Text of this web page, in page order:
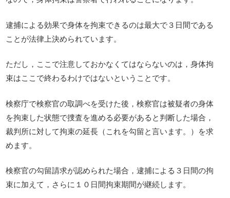
逮捕による効果で身体を拘束できるのは最大で３日間である
ことが法律上決められています。
ただし，ここで注意しておかなくてはならないのは，身体拘
束はここで終わるわけではないということです。
検察庁で検察官の取調べを受けた後，検察官は被疑者の身体
を拘束した状態で捜査を進める必要があると判断した場合，
裁判所に対して拘束の延長（これを勾留と言います。）を求
めます。
検察官の勾留請求が認められた場合，逮捕による３日間の拘
束に加えて，さらに１０日間拘束期間が継続します。